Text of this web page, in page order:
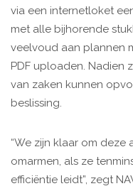
via een internetloket
met alle bijhorende
veelvoud aan plannen
PDF uploaden. Nadien
van zaken kunnen
beslissing.
“We zijn klaar om
omarmen, als ze
efficiëntie leidt”, zegt